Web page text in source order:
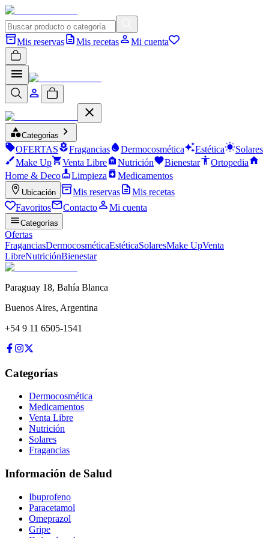
Mis reservas Mis recetas Mi cuenta
Categorias
OFERTAS Fragancias Dermocosmética Estética
Solares
Make Up
Venta Libre Nutrición Bienestar
Ortopedia
Home & Deco
Limpieza Medicamentos
Ubicación Mis reservas
Mis recetas
Favoritos
Contacto Mi cuenta
Categorías
Ofertas
FraganciasDermocosméticaEstéticaSolaresMake UpVenta
LibreNutriciónBienestar
Paraguay 18, Bahía Blanca
Buenos Aires, Argentina
+54 9 11 6505-1541
Categorías
Dermocosmética
Medicamentos
Venta Libre
Nutrición
Solares
Fragancias
Información de Salud
Ibuprofeno
Paracetamol
Omeprazol
Gripe